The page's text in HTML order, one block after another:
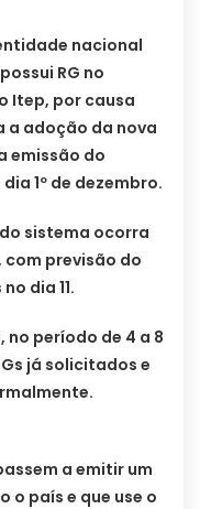
nacional
RG no
Itep, por causa
a adoção da nova
emissão do
1º de dezembro.
sistema ocorra
com previsão do
dia 11.
período de 4 a 8
já solicitados e
a emitir um
o país e que use o